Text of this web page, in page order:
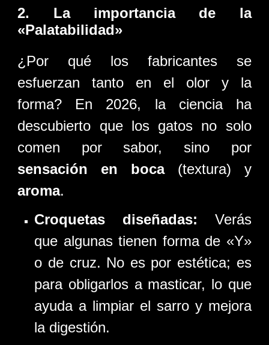
2. La importancia de la
«Palatabilidad»
¿Por qué los fabricantes se
esfuerzan tanto en el olor y la
forma? En 2026, la ciencia ha
descubierto que los gatos no solo
comen por sabor, sino por
sensación en boca(textura) y
aroma.
Croquetas diseñadas: Verás
que algunas tienen forma de «Y»
o de cruz. No es por estética; es
para obligarlos a masticar, lo que
ayuda a limpiar el sarro y mejora
la digestión.